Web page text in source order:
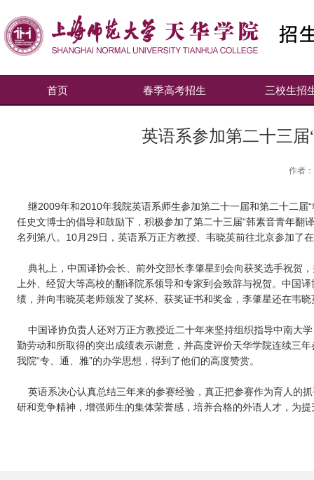
首页 春季高考招生 三校生招
英语系参加第二十三
作者
继2009年和2010年我院英语系师生参加第二十一届和第二十二届
任史文博士的倡导和鼓励下，积极参加了第二十三届“韩素音青年翻
名列第八。10月29日，英语系万正方教授、韦晓英前往北京参加了
典礼上，中国译协会长、前外交部长李肇星到会向获奖选手祝贺
上外、经贸大等高校的翻译院系领导和专家到会致辞与祝贺。中国
绩，并向韦晓英老师颁发了奖杯、获奖证书和奖金，李肇星还在韦
中国译协负责人还对万正方教授近二十年来坚持组织指导中南大
勤劳动和所取得的突出成绩表示谢意，并高度评价天华学院连续三
我院“专、通、雅”的办学思想，得到了他们的高度赞赏。
英语系决心认真总结三年来的参赛经验，真正把参赛作为育人的
研和竞争精神，增强师生的集体荣誉感，培养合格的外语人才，为